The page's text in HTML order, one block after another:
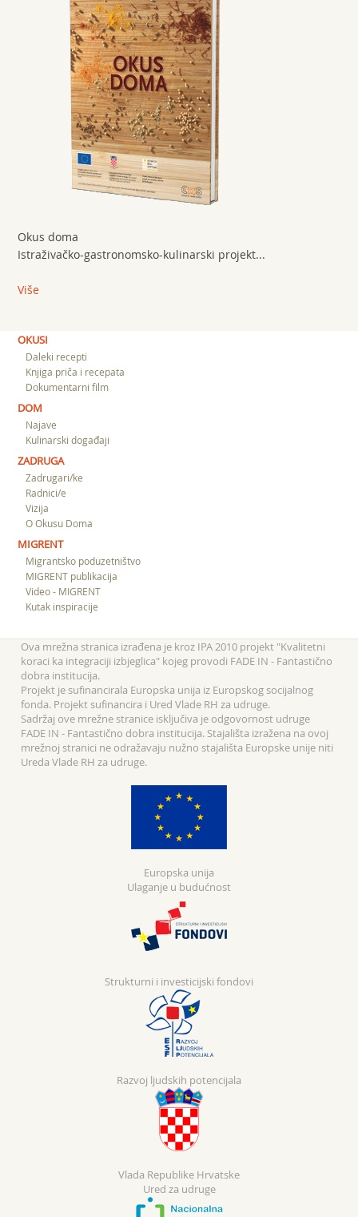
Okus doma
Istraživačko-gastronomsko-kulinarski projekt...
Više
OKUSI
Daleki recepti
Knjiga priča i recepata
Dokumentarni film
DOM
Najave
Kulinarski događaji
ZADRUGA
Zadrugari/ke
Radnici/e
Vizija
O Okusu Doma
MIGRENT
Migrantsko poduzetništvo
MIGRENT publikacija
Video - MIGRENT
Kutak inspiracije
Ova mrežna stranica izrađena je kroz IPA 2010 projekt "Kvalitetni
koraci ka integraciji izbjeglica" kojeg provodi FADE IN - Fantastično
dobra institucija.
Projekt je sufinancirala Europska unija iz Europskog socijalnog
fonda. Projekt sufinancira i Ured Vlade RH za udruge.
Sadržaj ove mrežne stranice isključiva je odgovornost udruge
FADE IN - Fantastično dobra institucija. Stajališta izražena na ovoj
mrežnoj stranici ne odražavaju nužno stajališta Europske unije niti
Ureda Vlade RH za udruge.
Europska unija
Ulaganje u budućnost
Strukturni i investicijski fondovi
Razvoj ljudskih potencijala
Vlada Republike Hrvatske
Ured za udruge